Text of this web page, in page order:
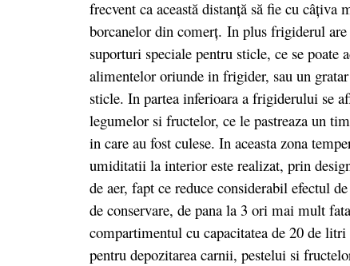
frecvent ca această distanţă să fie cu
borcanelor din comerţ. In plus frigiderul
suporturi speciale pentru sticle, ce se poate
alimentelor oriunde in frigider, sau un
sticle. In partea inferioara a frigiderului se
legumelor si fructelor, ce le pastreaza un
in care au fost culese. In aceasta zona
umiditatii la interior este realizat, prin
de aer, fapt ce reduce considerabil efectul
de conservare, de pana la 3 ori mai mult
compartimentul cu capacitatea de 20 de
pentru depozitarea carnii, pestelui si